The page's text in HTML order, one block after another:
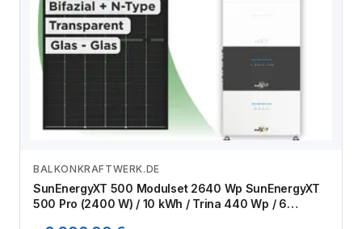
Zum Angebot
BALKONKRAFTWERK.DE
SunEnergyXT 500 Modulset 2640 Wp SunEnergyXT
500 Pro (2400 W) / 10 kWh / Trina 440 Wp / 6